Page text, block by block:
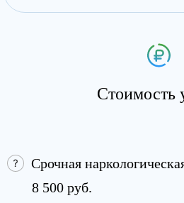
Стоимость
Срочная
8 500 руб.